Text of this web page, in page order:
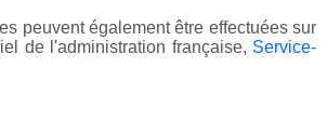
peuvent également être effectuées sur
de l'administration française, Service-